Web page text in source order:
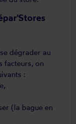
dégrader au
facteurs, on
:
(la bague en